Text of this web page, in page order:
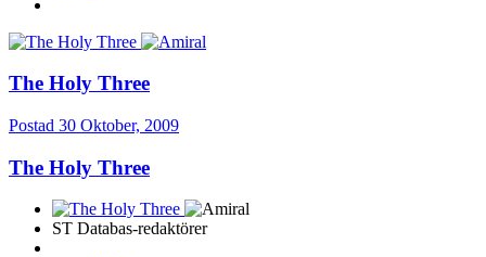
The Holy Three
Postad 30 Oktober, 2009
The Holy Three
ST Databas-redaktörer